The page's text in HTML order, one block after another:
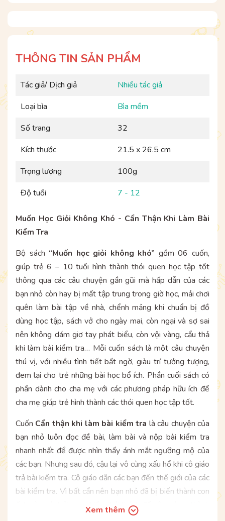
THÔNG TIN SẢN PHẨM
Tác giả/ Dịch giả
Nhiều tác giả
Loại bìa
Bìa mềm
Số trang
32
Kích thước
21.5 x 26.5 cm
Trọng lượng
100g
Độ tuổi
7 - 12
Muốn Học Giỏi Không Khó - Cẩn Thận Khi Làm Bài
Kiểm Tra
Bộ sách “Muốn học giỏi không khó” gồm 06 cuốn,
giúp trẻ 6 – 10 tuổi hình thành thói quen học tập tốt
thông qua các câu chuyện gần gũi mà hấp dẫn của các
bạn nhỏ còn hay bị mất tập trung trong giờ học, mải chơi
quên làm bài tập về nhà, chểnh mảng khi chuẩn bị đồ
dùng học tập, sách vở cho ngày mai, còn ngại và sợ sai
nên không dám giơ tay phát biểu, còn vội vàng, cẩu thả
khi làm bài kiểm tra… Mỗi cuốn sách là một câu chuyện
thú vị, với nhiều tình tiết bất ngờ, giàu trí tưởng tượng,
đem lại cho trẻ những bài học bổ ích. Phần cuối sách có
phần dành cho cha mẹ với các phương pháp hữu ích để
cha mẹ giúp trẻ hình thành các thói quen học tập tốt.
Cuốn Cẩn thận khi làm bài kiểm tra là câu chuyện của
bạn nhỏ luôn đọc đề bài, làm bài và nộp bài kiểm tra
nhanh nhất để được nhìn thấy ánh mắt ngưỡng mộ của
các bạn. Nhưng sau đó, cậu lại vô cùng xấu hổ khi cô giáo
trả bài kiểm tra. Cô giáo dẫn các bạn đến thế giới của các
bài kiểm tra. Vì bất cẩn nên bạn nhỏ đã bị biến thành con
ếch và phải trải qua nhiều thử thách để cậu trở lại thành
người như trước. Qua đó, bạn nhỏ đã rút ra được bài học
Xem thêm